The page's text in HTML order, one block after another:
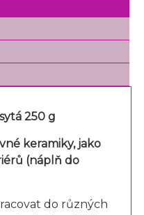
250 g
keramiky, jako
(náplň do
do různých